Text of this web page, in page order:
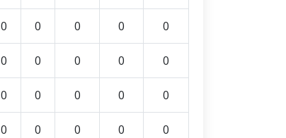
0 0 0 0 0
0 0 0 0 0
0 0 0 0 0
0 0 0 0 0